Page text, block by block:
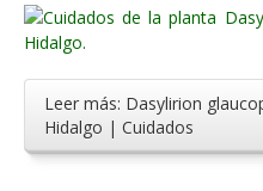
Leer más: Dasylirion
Hidalgo | Cuidados